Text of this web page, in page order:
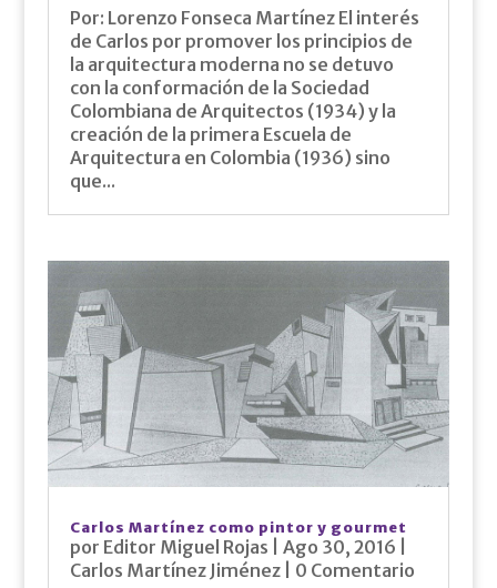
Por: Lorenzo Fonseca Martínez El interés
de Carlos por promover los principios de
la arquitectura moderna no se detuvo
con la conformación de la Sociedad
Colombiana de Arquitectos (1934) y la
creación de la primera Escuela de
Arquitectura en Colombia (1936) sino
que...
Carlos Martínez como pintor y gourmet
por Editor Miguel Rojas Ago 30, 2016
Carlos Martínez Jiménez| 0 Comentario